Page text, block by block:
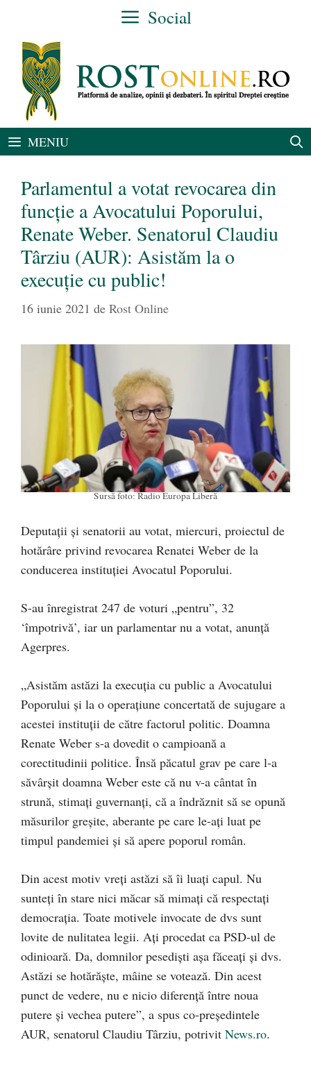
conținut
Social
MENIU
Parlamentul a votat revocarea din
funcţie a Avocatului Poporului,
Renate Weber. Senatorul Claudiu
Târziu (AUR): Asistăm la o
execuție cu public!
16 iunie 2021 de Rost Online
Sursă foto: Radio Europa Liberă
Deputaţii şi senatorii au votat, miercuri, proiectul de
hotărâre privind revocarea Renatei Weber de la
conducerea instituţiei Avocatul Poporului.
S-au înregistrat 247 de voturi „pentru”, 32
‘împotrivă’, iar un parlamentar nu a votat, anunță
Agerpres.
„Asistăm astăzi la execuţia cu public a Avocatului
Poporului şi la o operaţiune concertată de sujugare a
acestei instituţii de către factorul politic. Doamna
Renate Weber s-a dovedit o campioană a
corectitudinii politice. Însă păcatul grav pe care l-a
săvârşit doamna Weber este că nu v-a cântat în
strună, stimaţi guvernanţi, că a îndrăznit să se opună
măsurilor greşite, aberante pe care le-aţi luat pe
timpul pandemiei şi să apere poporul român.
Din acest motiv vreţi astăzi să îi luaţi capul. Nu
sunteţi în stare nici măcar să mimaţi că respectaţi
democraţia. Toate motivele invocate de dvs sunt
lovite de nulitatea legii. Aţi procedat ca PSD-ul de
odinioară. Da, domnilor pesedişti aşa făceaţi şi dvs.
Astăzi se hotărăşte, mâine se votează. Din acest
punct de vedere, nu e nicio diferenţă între noua
putere şi vechea putere”, a spus co-președintele
AUR, senatorul Claudiu Târziu, potrivit News.ro.